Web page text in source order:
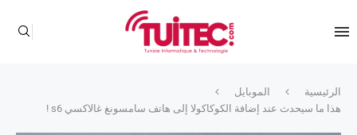
الرئيسية
الموبايل
هذا ما سيحدث عند إضافة الكوكاكولا إلى هاتف سامسونغ غالاكسي s6 !